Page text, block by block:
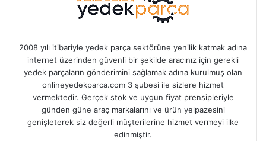
2008 yılı itibariyle yedek parça sektörüne yenilik katmak adına
internet üzerinden güvenli bir şekilde aracınız için gerekli
yedek parçaların gönderimini sağlamak adına kurulmuş olan
onlineyedekparca.com 3 şubesi ile sizlere hizmet
vermektedir. Gerçek stok ve uygun fiyat prensipleriyle
günden güne araç markalarını ve ürün yelpazesini
genişleterek siz değerli müşterilerine hizmet vermeyi ilke
edinmiştir.